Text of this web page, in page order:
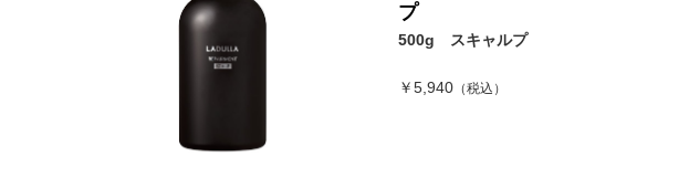
プ
500g スキャルプ
￥5,940 （税込）